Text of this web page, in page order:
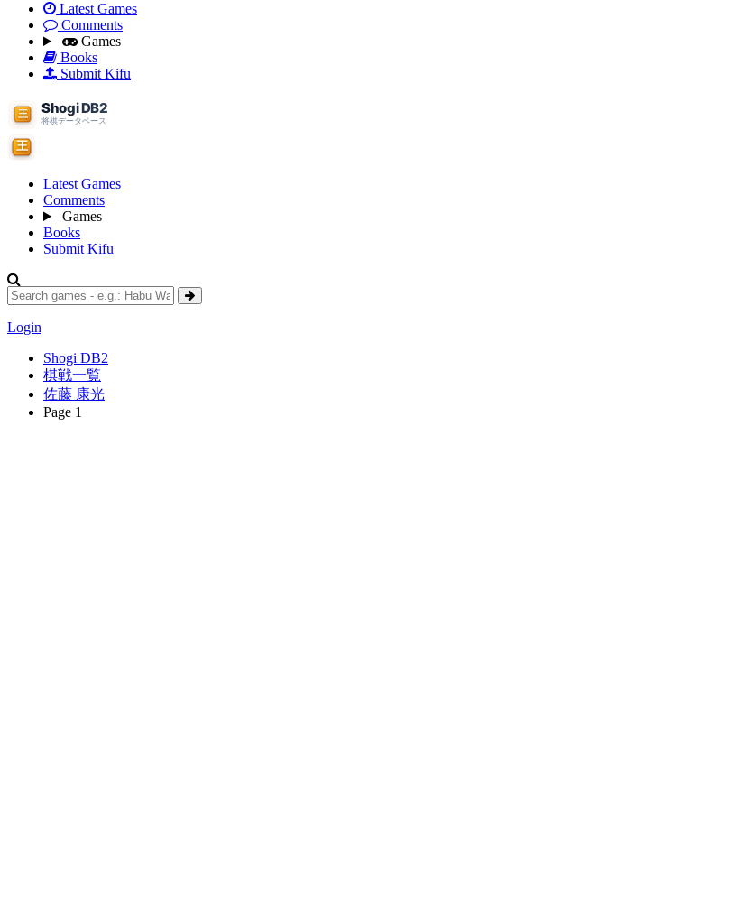
Latest Games
Comments
Games
Books
Submit Kifu
Latest Games
Comments
Games
Books
Submit Kifu
Login
Shogi DB2
棋戦一覧
佐藤 康光
Page 1